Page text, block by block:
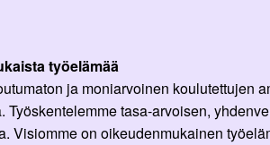
työelämää
ja moniarvoinen koulutettujen
Työskentelemme tasa-arvoisen,
Visiomme on oikeudenmukainen